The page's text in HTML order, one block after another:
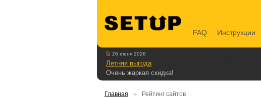
FAQ Инструкции
26 июня 2026
Летняя выгода
Очень жаркая скидка!
Главная Рейтинг сайтов